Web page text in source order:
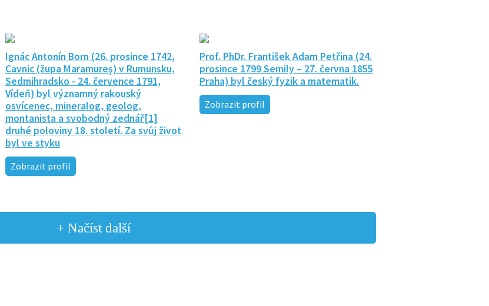
Ignác Antonín Born (26. prosince 1742,
Cavnic (župa Maramureş) v Rumunsku,
Sedmihradsko - 24. července 1791,
Vídeň) byl významný rakouský
osvícenec, mineralog, geolog,
montanista a svobodný zednář[1]
druhé poloviny 18. století. Za svůj život
byl ve styku
Zobrazit profil
Prof. PhDr. František Adam Petřina (24.
prosince 1799 Semily – 27. června 1855
Praha) byl český fyzik a matematik.
Zobrazit profil
+ Načíst další